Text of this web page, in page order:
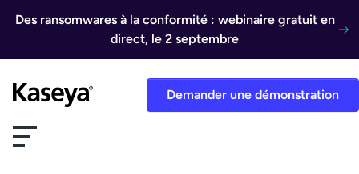
Des ransomwares à la conformité : webinaire gratuit en
direct, le 2 septembre
Demander une démonstration